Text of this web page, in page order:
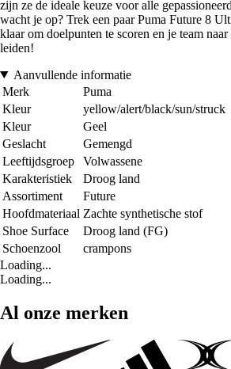
zijn ze de ideale keuze voor alle
wacht je op? Trek een paar Puma Future 8
klaar om doelpunten te scoren en je team
leiden!
Aanvullende informatie
Merk
Puma
Kleur
yellow/alert/black/sun/struck
Kleur
Geel
Geslacht
Gemengd
Leeftijdsgroep
Volwassene
Karakteristiek
Droog land
Assortiment
Future
Hoofdmateriaal Zachte synthetische stof
Shoe Surface
Droog land (FG)
Schoenzool
crampons
Loading...
Loading...
Al onze merken